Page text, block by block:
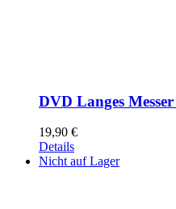
DVD Langes
19,90 €
Details
Nicht auf Lager